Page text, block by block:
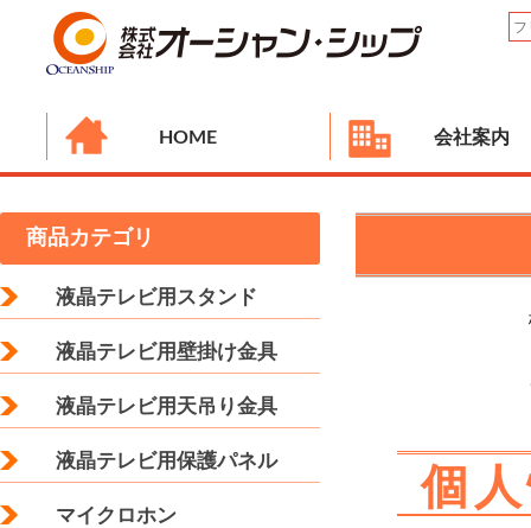
HOME 会社案内
個
商品カテゴリ
液晶テレビ用スタンド
液晶テレビ用壁掛け金具
液晶テレビ用天吊り金具
液晶テレビ用保護パネル
マイクロホン